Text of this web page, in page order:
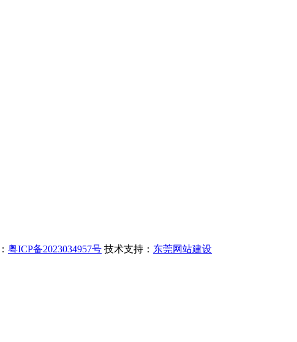
粤ICP备2023034957号 技术支持： 东莞网站建设